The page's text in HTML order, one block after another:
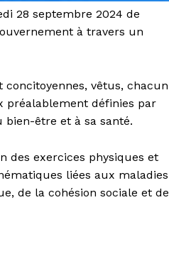
28 septembre 2024 de
à travers un
vêtus, chacun
préalablement définies par
être et à sa santé.
des exercices physiques et
liées aux maladies
de la cohésion sociale et de